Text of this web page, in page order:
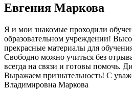
Евгения Маркова
Я и мои знакомые проходили
образовательном учреждении!
прекрасные материалы для
Свободно можно учиться без
всегда на связи и готовы помочь.
Выражаем признательность! С
Владимировна Маркова